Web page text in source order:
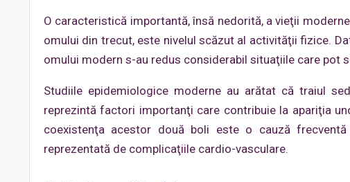
O caracteristică importantă, însă nedorită, a vieţii
omului din trecut, este nivelul scăzut al activităţii fizice.
omului modern s-au redus considerabil situaţiile care pot
Studiile epidemiologice moderne au arătat că traiul
reprezintă factori importanţi care contribuie la apariţia
coexistenţa acestor două boli este o cauză
reprezentată de complicaţiile cardio-vasculare.